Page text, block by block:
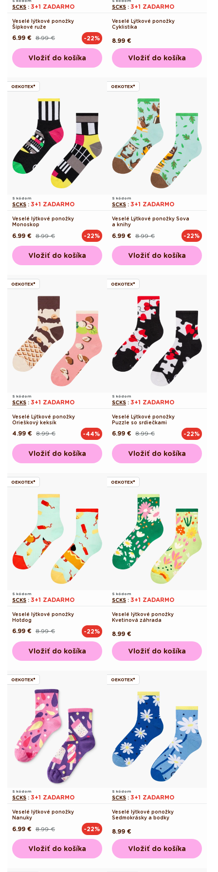
SCKS : 3+1 ZADARMO
Veselé lýtkové ponožky
Šípkové ruže
Pôvodná8.99 €
Akciová
6.99 € -22%
Vložiť do košíka
SCKS : 3+1 ZADARMO
Veselé Lýtkové ponožky
Cyklistika
Pôvodná
cena
8.99 €
Vložiť do košíka
OEKOTEX®
S kódom
SCKS : 3+1 ZADARMO
Veselé lýtkové ponožky
Monoskop
Pôvodná8.99 €
Akciová
6.99 € -22%
Vložiť do košíka
OEKOTEX®
S kódom
SCKS : 3+1 ZADARMO
Veselé Lýtkové ponožky Sova
a knihy
Pôvodná8.99 €
Akciová
6.99 € -22%
Vložiť do košíka
OEKOTEX®
S kódom
SCKS : 3+1 ZADARMO
Veselé Lýtkové ponožky
Orieškový keksík
Pôvodná8.99 €
Akciová
4.99 € -44%
Vložiť do košíka
OEKOTEX®
S kódom
SCKS : 3+1 ZADARMO
Veselé Lýtkové ponožky
Puzzle so srdiečkami
Pôvodná8.99 €
Akciová
6.99 € -22%
Vložiť do košíka
OEKOTEX®
S kódom
SCKS : 3+1 ZADARMO
Veselé lýtkové ponožky
Hotdog
Pôvodná8.99 €
Akciová
6.99 € -22%
Vložiť do košíka
OEKOTEX®
S kódom
SCKS : 3+1 ZADARMO
Veselé lýtkové ponožky
Kvetinová záhrada
Pôvodná
cena
8.99 €
Vložiť do košíka
OEKOTEX®
S kódom
SCKS : 3+1 ZADARMO
Veselé lýtkové ponožky
Nanuky
Pôvodná8.99 €
Akciová
6.99 € -22%
Vložiť do košíka
OEKOTEX®
S kódom
SCKS : 3+1 ZADARMO
Veselé lýtkové ponožky
Sedmokrásky a bodky
Pôvodná
cena
8.99 €
Vložiť do košíka